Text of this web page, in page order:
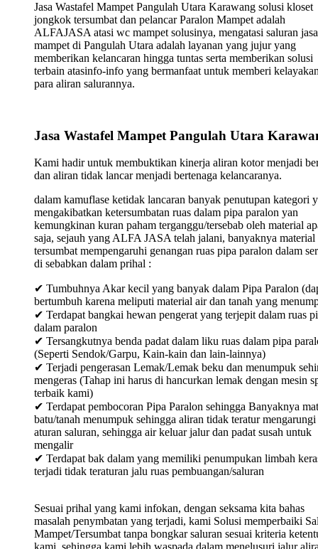
Jasa Wastafel Mampet Pangulah Utara Karawang solusi kloset
jongkok tersumbat dan pelancar Paralon Mampet adalah
ALFAJASA atasi wc mampet solusinya, mengatasi saluran jasa
mampet di Pangulah Utara adalah layanan yang jujur yang
memberikan kelancaran hingga tuntas serta memberikan solusi
terbain atasinfo-info yang bermanfaat untuk memberi
para aliran salurannya.
Jasa Wastafel Mampet Pangulah Utara
Kami hadir untuk membuktikan kinerja aliran kotor menjadi
dan aliran tidak lancar menjadi bertenaga kelancaranya.
dalam kamuflase ketidak lancaran banyak penutupan kategori
mengakibatkan ketersumbatan ruas dalam pipa paralon yan
kemungkinan kuran paham terganggu/tersebab oleh material
saja, sejauh yang ALFA JASA telah jalani, banyaknya material
tersumbat mempengaruhi genangan ruas pipa paralon dalam
di sebabkan dalam prihal :
✔ Tumbuhnya Akar kecil yang banyak dalam Pipa Paralon
bertumbuh karena meliputi material air dan tanah yang
✔ Terdapat bangkai hewan pengerat yang terjepit dalam ruas
dalam paralon
✔ Tersangkutnya benda padat dalam liku ruas dalam pipa
(Seperti Sendok/Garpu, Kain-kain dan lain-lainnya)
✔ Terjadi pengerasan Lemak/Lemak beku dan menumpuk
mengeras (Tahap ini harus di hancurkan lemak dengan mesin
terbaik kami)
✔ Terdapat pembocoran Pipa Paralon sehingga Banyaknya
batu/tanah menumpuk sehingga aliran tidak teratur mengarungi
aturan saluran, sehingga air keluar jalur dan padat susah untuk
mengalir
✔ Terdapat bak dalam yang memiliki penumpukan limbah
terjadi tidak teraturan jalu ruas pembuangan/saluran
Sesuai prihal yang kami infokan, dengan seksama kita bahas
masalah penymbatan yang terjadi, kami Solusi memperbaiki
Mampet/Tersumbat tanpa bongkar saluran sesuai kriteria